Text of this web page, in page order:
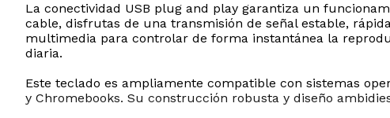
La conectividad USB plug and play garantiza un
cable, disfrutas de una transmisión de señal estable,
multimedia para controlar de forma instantánea la
diaria.
Este teclado es ampliamente compatible con sistemas
y Chromebooks. Su construcción robusta y diseño